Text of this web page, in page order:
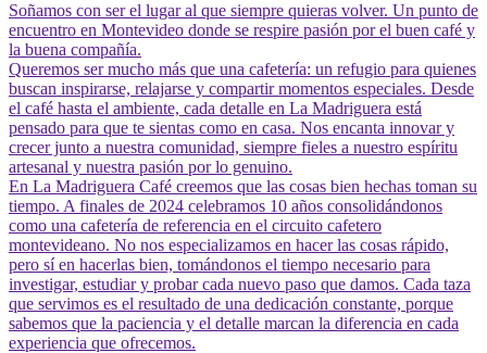
Soñamos con ser el lugar al que siempre quieras volver. Un punto de
encuentro en Montevideo donde se respire pasión por el buen café y
la buena compañía.
Queremos ser mucho más que una cafetería: un refugio para quienes
buscan inspirarse, relajarse y compartir momentos especiales. Desde
el café hasta el ambiente, cada detalle en La Madriguera está
pensado para que te sientas como en casa. Nos encanta innovar y
crecer junto a nuestra comunidad, siempre fieles a nuestro espíritu
artesanal y nuestra pasión por lo genuino.
En La Madriguera Café creemos que las cosas bien hechas toman su
tiempo. A finales de 2024 celebramos 10 años consolidándonos
como una cafetería de referencia en el circuito cafetero
montevideano. No nos especializamos en hacer las cosas rápido,
pero sí en hacerlas bien, tomándonos el tiempo necesario para
investigar, estudiar y probar cada nuevo paso que damos. Cada taza
que servimos es el resultado de una dedicación constante, porque
sabemos que la paciencia y el detalle marcan la diferencia en cada
experiencia que ofrecemos.